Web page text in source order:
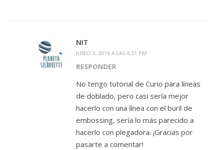
NIT
JUNIO 3, 2016 A LAS 6:31 PM
RESPONDER
No tengo tutorial de Curio para líneas
de doblado, pero casi sería mejor
hacerlo con una línea con el buril de
embossing, sería lo más parecido a
hacerlo con plegadora. ¡Gracias por
pasarte a comentar!